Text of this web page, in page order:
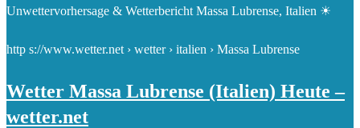
Unwettervorhersage & Wetterbericht Massa Lubrense, Italien ☀
http s://www.wetter.net › wetter › italien › Massa Lubrense
Wetter Massa Lubrense (Italien) Heute –
wetter.net